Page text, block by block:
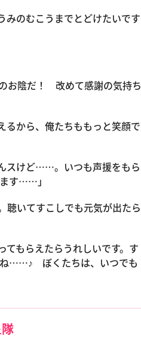
みのむこうまでとどけたいです
お陰だ！ 改めて感謝の気持ち
るから、俺たちももっと笑顔で
スけど……。いつも声援をもら
す……」
聴いてすこしでも元気が出たら
てもらえたらうれしいです。す
ね……♪ ぼくたちは、いつでも